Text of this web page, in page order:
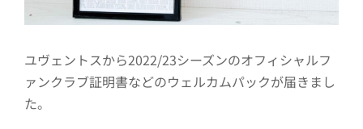
ユヴェントスから2022/23シーズンのオフィシャルフ
ァンクラブ証明書などのウェルカムパックが届きまし
た。